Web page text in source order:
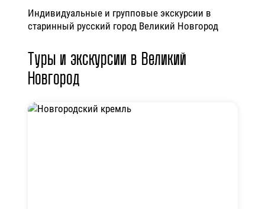
Индивидуальные и групповые экскурсии в
старинный русский город Великий Новгород
Туры и экскурсии в Великий
Новгород